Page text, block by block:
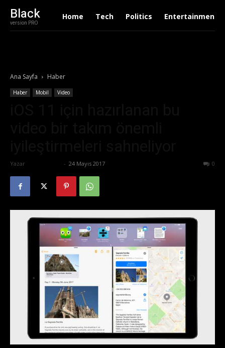
Black
version PRO
Home Tech Politics Entertainment
Ana Sayfa Haber
Haber Mobil Video
Yazar - 24 Mayıs 2017 0